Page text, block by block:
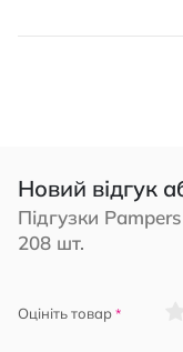
Новий відгук
Підгузки
208 шт.
Оцініть товар